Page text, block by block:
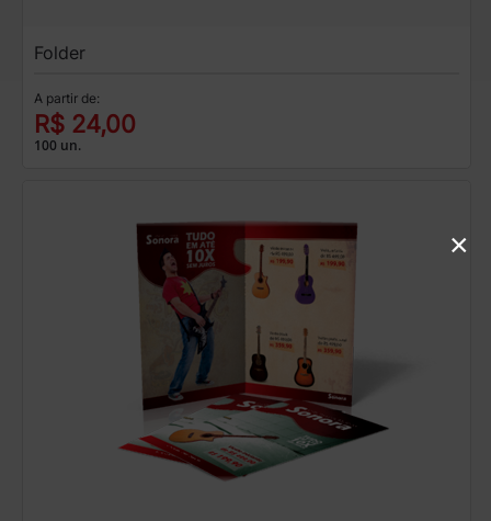
Folder
A partir de:
R$ 24,00
100 un.
×